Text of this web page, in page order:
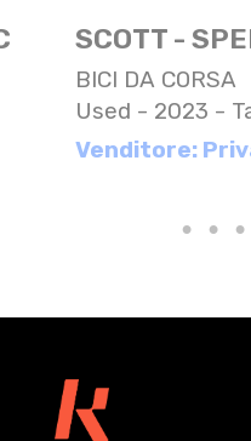
SCOTT -
BICI DA CORSA
Used - 2023 -
Venditore: